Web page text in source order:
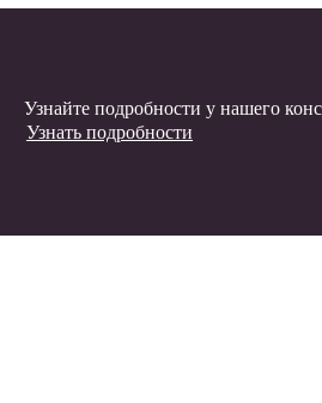
Узнайте подробности у нашего
Узнать подробности